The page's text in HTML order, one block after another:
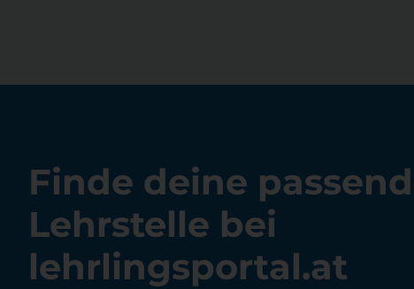
Finde deine
Lehrstelle bei
lehrlingsportal.at